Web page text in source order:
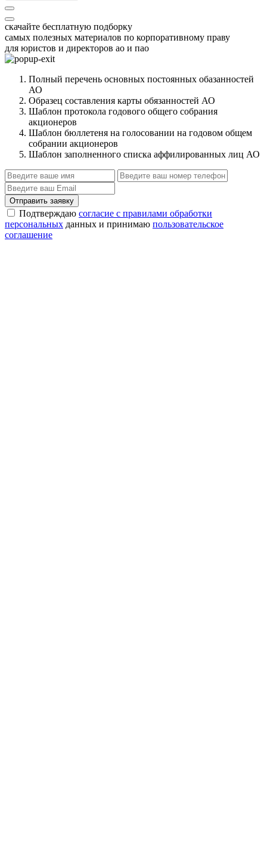
скачайте бесплатную подборку
самых полезных материалов по корпоративному праву
для юристов и директоров ао и пао
Полный перечень основных постоянных обазанностей
АО
Образец составления карты обязанностей АО
Шаблон протокола годового общего собрания
акционеров
Шаблон бюллетеня на голосовании на годовом общем
собрании акционеров
Шаблон заполненного списка аффилированных лиц АО
Отправить заявку
Подтверждаю согласие с правилами обработки
персональных данных и принимаю пользовательское
соглашение